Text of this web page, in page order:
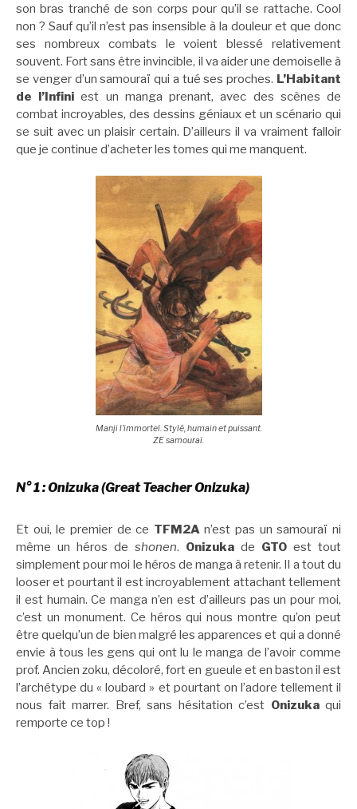
son bras tranché de son corps pour qu’il se rattache. Cool
non ? Sauf qu’il n’est pas insensible à la douleur et que donc
ses nombreux combats le voient blessé relativement
souvent. Fort sans être invincible, il va aider une demoiselle à
se venger d’un samouraï qui a tué ses proches. L’Habitant
de l’Infini est un manga prenant, avec des scènes de
combat incroyables, des dessins géniaux et un scénario qui
se suit avec un plaisir certain. D’ailleurs il va vraiment falloir
que je continue d’acheter les tomes qui me manquent.
Manji l’immortel. Stylé, humain et puissant.
ZE samouraï.
N° 1 : Onizuka (Great Teacher Onizuka)
Et oui, le premier de ce TFM2An’est pas un samouraï ni
même un héros de shonen. Onizuka de GTO est tout
simplement pour moi le héros de manga à retenir. Il a tout du
looser et pourtant il est incroyablement attachant tellement
il est humain. Ce manga n’en est d’ailleurs pas un pour moi,
c’est un monument. Ce héros qui nous montre qu’on peut
être quelqu’un de bien malgré les apparences et qui a donné
envie à tous les gens qui ont lu le manga de l’avoir comme
prof. Ancien zoku, décoloré, fort en gueule et en baston il est
l’archétype du « loubard » et pourtant on l’adore tellement il
nous fait marrer. Bref, sans hésitation c’est Onizukaqui
remporte ce top !